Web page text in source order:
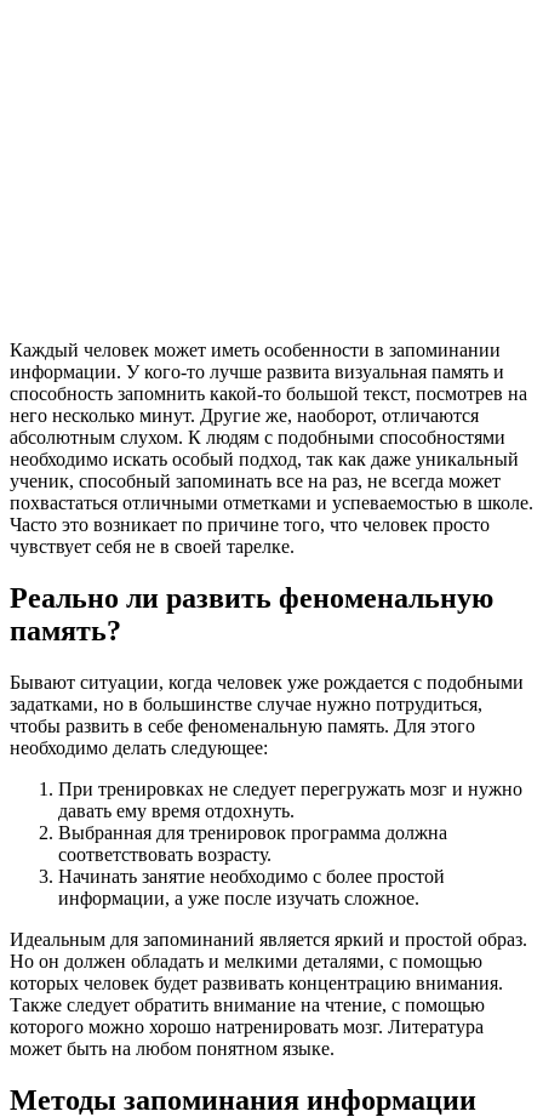
Каждый человек может иметь особенности в запоминании
информации. У кого-то лучше развита визуальная память и
способность запомнить какой-то большой текст, посмотрев на
него несколько минут. Другие же, наоборот, отличаются
абсолютным слухом. К людям с подобными способностями
необходимо искать особый подход, так как даже уникальный
ученик, способный запоминать все на раз, не всегда может
похвастаться отличными отметками и успеваемостью в школе.
Часто это возникает по причине того, что человек просто
чувствует себя не в своей тарелке.
Реально ли развить феноменальную
память?
Бывают ситуации, когда человек уже рождается с подобными
задатками, но в большинстве случае нужно потрудиться,
чтобы развить в себе феноменальную память. Для этого
необходимо делать следующее:
При тренировках не следует перегружать мозг и нужно
давать ему время отдохнуть.
Выбранная для тренировок программа должна
соответствовать возрасту.
Начинать занятие необходимо с более простой
информации, а уже после изучать сложное.
Идеальным для запоминаний является яркий и простой образ.
Но он должен обладать и мелкими деталями, с помощью
которых человек будет развивать концентрацию внимания.
Также следует обратить внимание на чтение, с помощью
которого можно хорошо натренировать мозг. Литература
может быть на любом понятном языке.
Методы запоминания информации